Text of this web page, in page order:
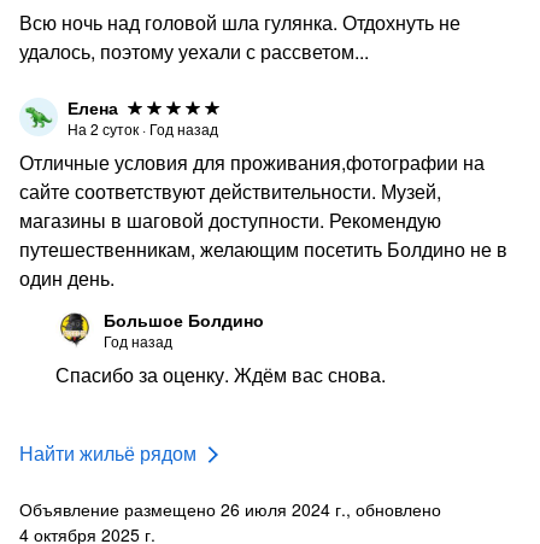
Всю ночь над головой шла гулянка. Отдохнуть не
удалось, поэтому уехали с рассветом...
Елена
На 2 суток · Год назад
Отличные условия для проживания,фотографии на
сайте соответствуют действительности. Музей,
магазины в шаговой доступности. Рекомендую
путешественникам, желающим посетить Болдино не в
один день.
Большое Болдино
Год назад
Спасибо за оценку. Ждём вас снова.
Найти жильё рядом
Объявление размещено 26 июля 2024 г., обновлено
4 октября 2025 г.